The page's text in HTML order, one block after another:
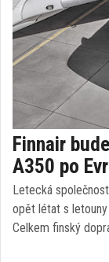
Finnair
A350 po
Letecká
opět létat s
Celkem finský